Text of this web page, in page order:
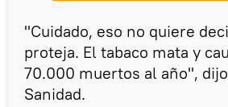
"Cuidado, eso no quiere
proteja. El tabaco mata y
70.000 muertos al año",
Sanidad.